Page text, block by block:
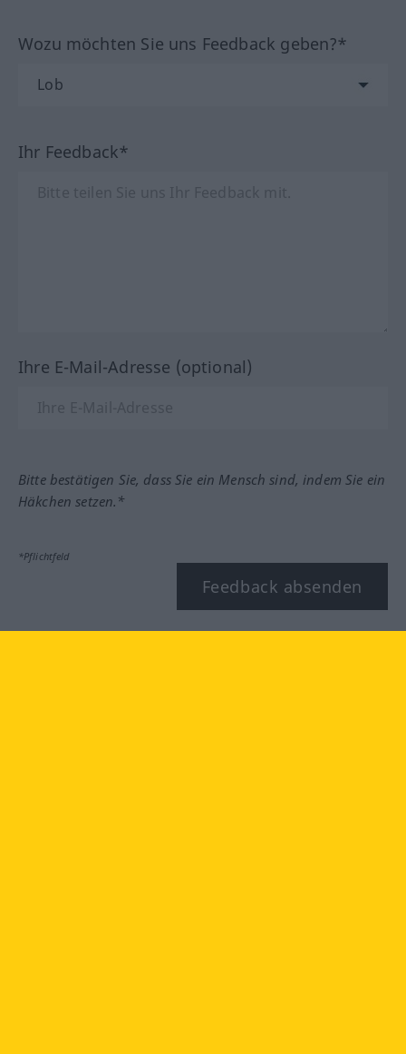
Wozu möchten Sie uns Feedback geben?*
Ihr Feedback*
Ihre E-Mail-Adresse (optional)
Bitte bestätigen Sie, dass Sie ein Mensch sind, indem Sie ein
Häkchen setzen.*
*Pflichtfeld
Feedback absenden